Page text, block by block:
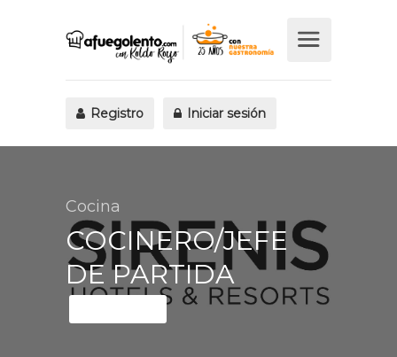
Registro Iniciar sesión
Cocina
COCINERO/JEFE
DE PARTIDA